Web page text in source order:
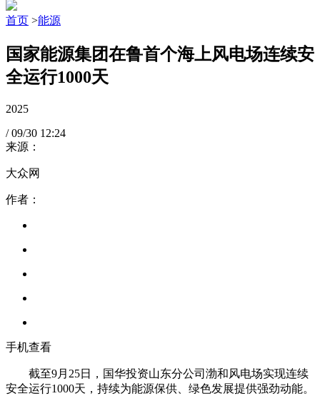
首页 >能源
国家能源集团在鲁首个海上风电场连续安
全运行1000天
2025
/ 09/30 12:24
来源：
大众网
作者：
手机查看
截至9月25日，国华投资山东分公司渤和风电场实现连续
安全运行1000天，持续为能源保供、绿色发展提供强劲动能。